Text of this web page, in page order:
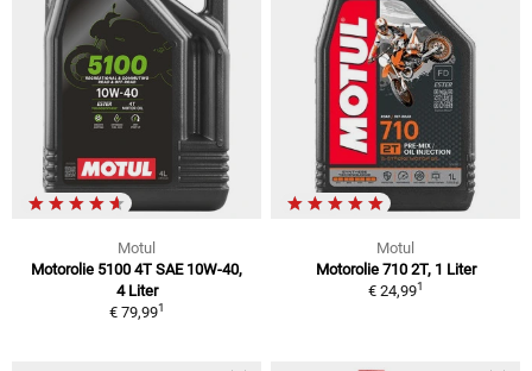
Motul
Motorolie 5100 4T SAE 10W-40,
4 Liter
€ 79,991
Motul
Motorolie 710 2T, 1 Liter
€ 24,991